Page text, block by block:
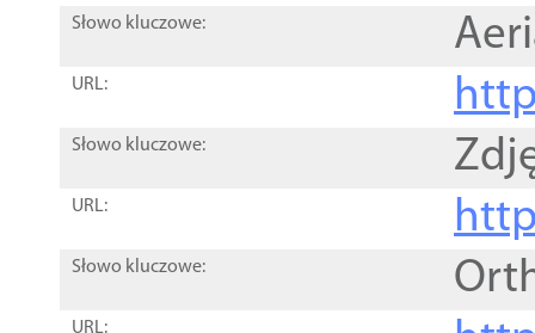
Słowo kluczowe:
URL:
Słowo kluczowe:
URL:
Słowo kluczowe:
URL: